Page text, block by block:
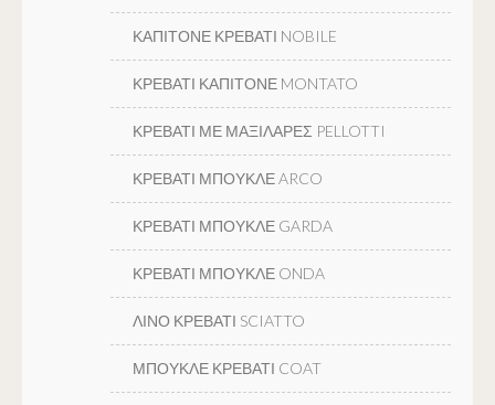
ΚΑΠΙΤΟΝΕ ΚΡΕΒΑΤΙ NOBILE
ΚΡΕΒΑΤΙ ΚΑΠΙΤΟΝΕ MONTATO
ΚΡΕΒΑΤΙ ΜΕ ΜΑΞΙΛΑΡΕΣ PELLOTTI
ΚΡΕΒΑΤΙ ΜΠΟΥΚΛΕ ARCO
ΚΡΕΒΑΤΙ ΜΠΟΥΚΛΕ GARDA
ΚΡΕΒΑΤΙ ΜΠΟΥΚΛΕ ONDA
ΛΙΝΟ ΚΡΕΒΑΤΙ SCIATTO
ΜΠΟΥΚΛΕ ΚΡΕΒΑΤΙ COAT